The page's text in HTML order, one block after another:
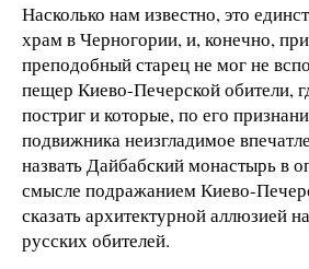
Насколько нам известно, это
храм в Черногории, и, конечно,
преподобный старец не мог не
пещер Киево-Печерской обители,
постриг и которые, по его
подвижника неизгладимое
назвать Дайбабский монастырь в
смысле подражанием Киево-
сказать архитектурной аллюзией
русских обителей.